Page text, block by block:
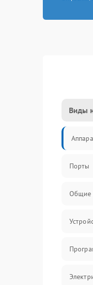
Виды
Порты
Общие